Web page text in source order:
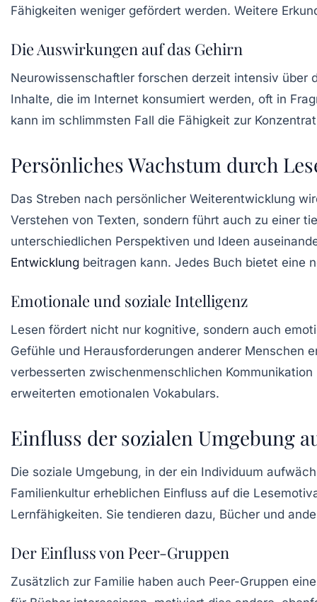
Fähigkeiten weniger gefördert werden. Weitere
Die Auswirkungen auf das Gehirn
Neurowissenschaftler forschen derzeit intensiv über
Inhalte, die im Internet konsumiert werden, oft in
kann im schlimmsten Fall die Fähigkeit zur
Persönliches Wachstum durch
Das Streben nach persönlicher Weiterentwicklung
Verstehen von Texten, sondern führt auch zu einer
unterschiedlichen Perspektiven und Ideen
Entwicklung beitragen kann. Jedes Buch bietet eine
Emotionale und soziale Intelligenz
Lesen fördert nicht nur kognitive, sondern auch
Gefühle und Herausforderungen anderer Menschen
verbesserten zwischenmenschlichen
erweiterten emotionalen Vokabulars.
Einfluss der sozialen Umgebung
Die soziale Umgebung, in der ein Individuum
Familienkultur erheblichen Einfluss auf die
Lernfähigkeiten. Sie tendieren dazu, Bücher und
Der Einfluss von Peer-Gruppen
Zusätzlich zur Familie haben auch Peer-Gruppen